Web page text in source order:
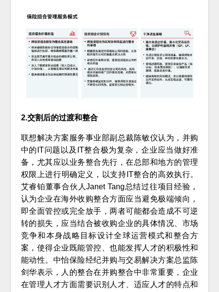
2.交割后的过渡和整合
联想解决方案服务事业部副总裁陈敏仪认为，并购
中的IT问题以及IT整合极为复杂，企业应当做好准
备，尤其应以业务整合先行，在总部和地方的管理
权限上进行明确定义，以支持IT整合的高效执行。
艾睿铂董事合伙人Janet Tang总结过往项目经验，
认为企业在海外收购整合方面应当避免极端倾向，
即全面管控或完全放手，两者可能都会造成不可逆
转的损失，应当结合被收购企业的具体情况、市场
竞争和本身战略目标设计全球运营模式和整合方
案，使得企业既能管控、也能发挥人才的积极性和
能动性。中怡保险经纪并购与交易解决方案总监陈
剑华表示，人的整合在并购整合中非常重要，企业
在管理人才方面需要识别人才、适应人才的特点和